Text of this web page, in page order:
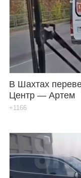
В Шахтах
Центр — Артем
+1166